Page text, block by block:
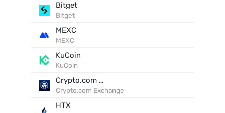
Bitget
Bitget
MEXC
MEXC
KuCoin
KuCoin
Crypto.com Exchange
Crypto.com Exchange
HTX